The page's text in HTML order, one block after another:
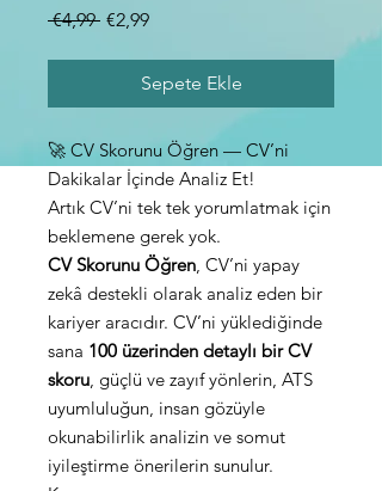
€4,99 Normal
€2,99İndirimli
Sepete Ekle
🚀 CV Skorunu Öğren — CV’ni
Dakikalar İçinde Analiz Et!
Artık CV’ni tek tek yorumlatmak için
beklemene gerek yok.
CV Skorunu Öğren , CV’ni yapay
zekâ destekli olarak analiz eden bir
kariyer aracıdır. CV’ni yüklediğinde
sana 100 üzerinden detaylı bir CV
skoru , güçlü ve zayıf yönlerin, ATS
uyumluluğun, insan gözüyle
okunabilirlik analizin ve somut
iyileştirme önerilerin sunulur.